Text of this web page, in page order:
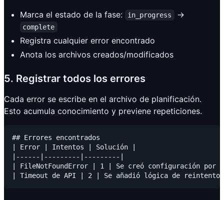
Marca el estado de la fase: in_progress →
complete
Registra cualquier error encontrado
Anota los archivos creados/modificados
5. Registrar todos los errores
Cada error se escribe en el archivo de planificación.
Esto acumula conocimiento y previene repeticiones.
## Errores encontrados
| Error | Intentos | Solución |
|------|---------|---------|
| FileNotFoundError | 1 | Se creó configuración por